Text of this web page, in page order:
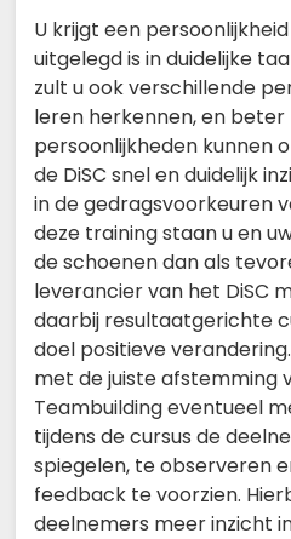
U krijgt een
uitgelegd is in duidelijke
zult u ook verschillende
leren herkennen, en
persoonlijkheden kunnen
de DiSC snel en duidelijk
in de gedragsvoorkeuren
deze training staan u en
de schoenen dan als
leverancier van het DiSC
daarbij resultaatgerichte
doel positieve
met de juiste afstemming
Teambuilding eventueel
tijdens de cursus de
spiegelen, te observeren
feedback te voorzien.
deelnemers meer inzicht